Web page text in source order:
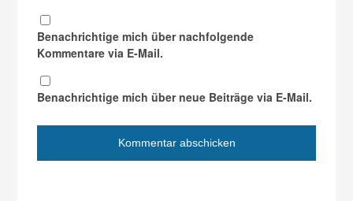
Benachrichtige mich über nachfolgende
Kommentare via E-Mail.
Benachrichtige mich über neue Beiträge via E-Mail.